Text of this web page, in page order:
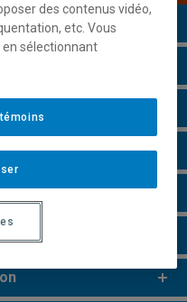
des contenus vidéo,
etc. Vous
sélectionnant